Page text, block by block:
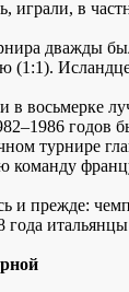
играли, в
дважды
(1:1).
в восьмерке
годов
турнире
и прежде: